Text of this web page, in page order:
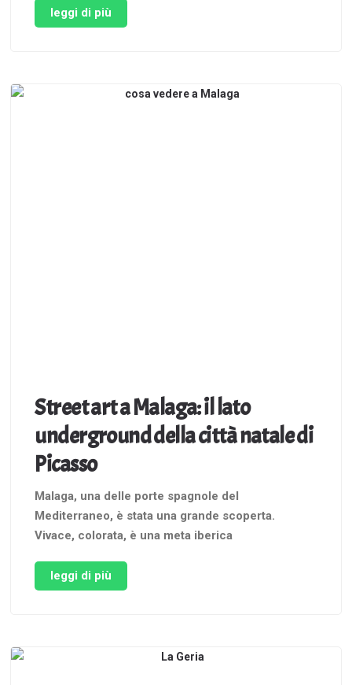
giorni in Andalusia. Volevo comunque concludere
le mie vacanze sulla costa, ed ecco …
leggi di più
Street art a Malaga: il lato
underground della città natale di
Picasso
Malaga, una delle porte spagnole del
Mediterraneo, è stata una grande scoperta.
Vivace, colorata, è una meta iberica
dall’Italia, è una città da scoprire in tutte le
stagioni, grazie al clima mite e soleggiato tutto
leggi di più